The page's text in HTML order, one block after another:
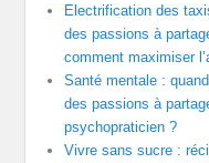
Electrification des
des passions à
comment maximiser
Santé mentale :
des passions à
psychopraticien ?
Vivre sans sucre :